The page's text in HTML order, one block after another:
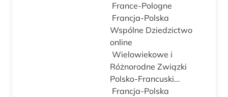
France-Pologne
Francja-Polska
Wspólne Dziedzictwo
online
Wielowiekowe i
Różnorodne Związki
Polsko-Francuski...
Francja-Polska